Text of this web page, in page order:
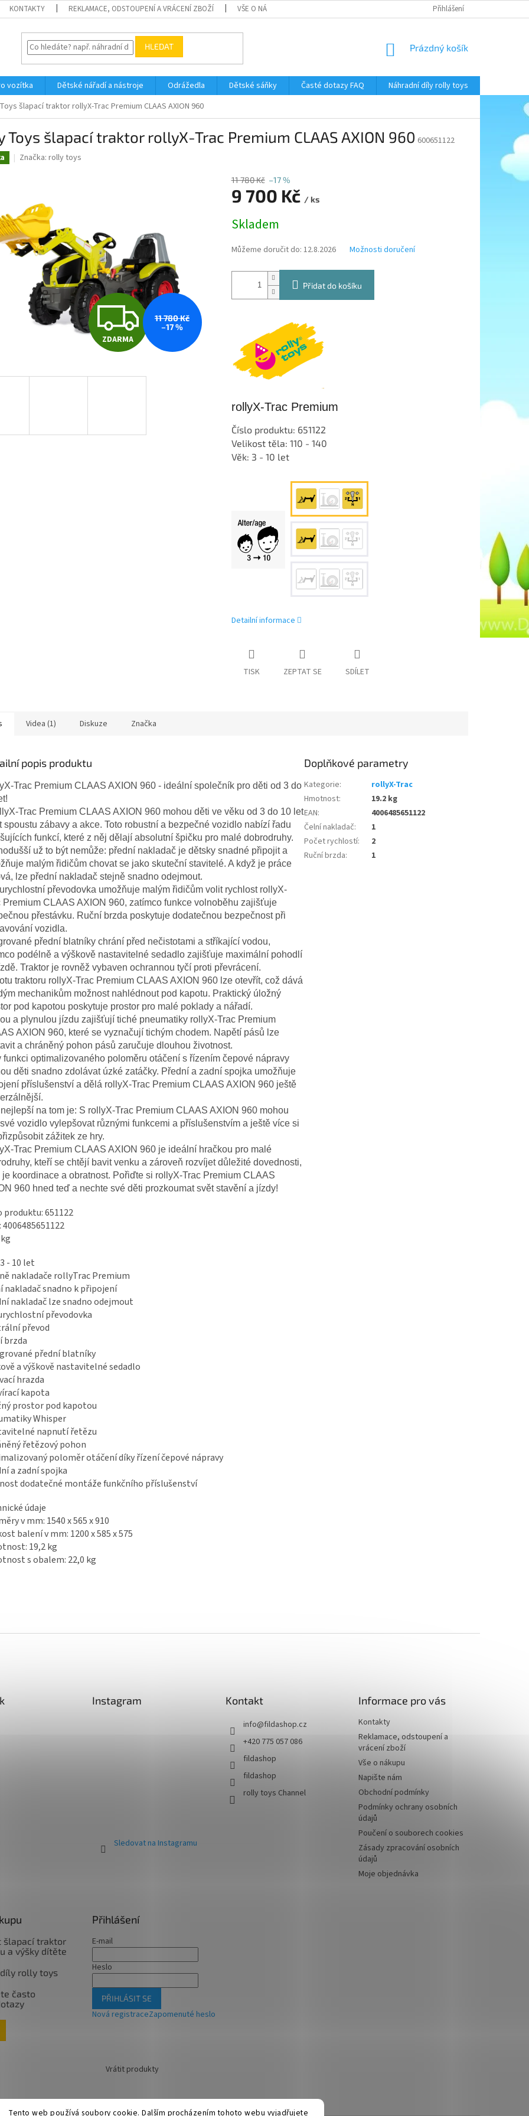
Tento web používá soubory cookie. Dalším procházením tohoto webu vyjadřujete
KONTAKTY REKLAMACE, ODSTOUPENÍ A VRÁCENÍ ZBOŽÍ VŠE O NÁKUPU OBCHODNÍ PODMÍNKYPřihlášení
HLEDAT
NÁKUPNÍ
Prázdný košík
vozítka Dětské nářadí a nástroje Odrážedla Dětské sáňky Časté dotazy FAQ Náhradní díly rolly toys
šlapací traktor rollyX-Trac Premium CLAAS AXION 960
Toys šlapací traktor rollyX-Trac Premium CLAAS AXION 960 600651122
Značka: rolly toys
Z
D
R
ZDARMA
11 780 Kč
–17 %
11 780 Kč –17 %
9 700 Kč / ks
cena:
Skladem
Můžeme doručit do: 12.8.2026 Možnosti doručení
Přidat do košíku
rollyX-Trac Premium
Číslo produktu: 651122
Velikost těla: 110 - 140
Věk: 3 - 10 let
Detailní informace
TISK ZEPTAT SE SDÍLET
Videa (1) Diskuze Značka
popis produktu
Trac Premium CLAAS AXION 960 - ideální společník pro děti od 3 do
Trac Premium CLAAS AXION 960 mohou děti ve věku od 3 do 10 let
spoustu zábavy a akce. Toto robustní a bezpečné vozidlo nabízí řadu
funkcí, které z něj dělají absolutní špičku pro malé dobrodruhy.
už to být nemůže: přední nakladač je dětsky snadné připojit a
malým řidičům chovat se jako skuteční stavitelé. A když je práce
lze přední nakladač stejně snadno odejmout.
převodovka umožňuje malým řidičům volit rychlost rollyX-
Premium CLAAS AXION 960, zatímco funkce volnoběhu zajišťuje
přestávku. Ruční brzda poskytuje dodatečnou bezpečnost při
vozidla.
přední blatníky chrání před nečistotami a stříkající vodou,
podélně a výškově nastavitelné sedadlo zajišťuje maximální pohodlí
Traktor je rovněž vybaven ochrannou tyčí proti převrácení.
traktoru rollyX-Trac Premium CLAAS AXION 960 lze otevřít, což dává
mechanikům možnost nahlédnout pod kapotu. Praktický úložný
pod kapotou poskytuje prostor pro malé poklady a nářadí.
a plynulou jízdu zajišťují tiché pneumatiky rollyX-Trac Premium
AXION 960, které se vyznačují tichým chodem. Napětí pásů lze
a chráněný pohon pásů zaručuje dlouhou životnost.
funkci optimalizovaného poloměru otáčení s řízením čepové nápravy
děti snadno zdolávat úzké zatáčky. Přední a zadní spojka umožňuje
příslušenství a dělá rollyX-Trac Premium CLAAS AXION 960 ještě
na tom je: S rollyX-Trac Premium CLAAS AXION 960 mohou
vozidlo vylepšovat různými funkcemi a příslušenstvím a ještě více si
zážitek ze hry.
Trac Premium CLAAS AXION 960 je ideální hračkou pro malé
kteří se chtějí bavit venku a zároveň rozvíjet důležité dovednosti,
je koordinace a obratnost. Pořiďte si rollyX-Trac Premium CLAAS
960 hned teď a nechte své děti prozkoumat svět stavění a jízdy!
produktu: 651122
4006485651122
- 10 let
nakladače rollyTrac Premium
nakladač snadno k připojení
nakladač lze snadno odejmout
převodovka
převod
brzda
přední blatníky
a výškově nastavitelné sedadlo
hrazda
kapota
prostor pod kapotou
Whisper
napnutí řetězu
řetězový pohon
poloměr otáčení díky řízení čepové nápravy
a zadní spojka
dodatečné montáže funkčního příslušenství
údaje
v mm: 1540 x 565 x 910
balení v mm: 1200 x 585 x 575
19,2 kg
s obalem: 22,0 kg
Doplňkové parametry
Kategorie:
rollyX-Trac
Hmotnost:
19.2 kg
EAN:
4006485651122
Čelní nakladač:
1
Počet rychlostí:
2
Ruční brzda: 1
Instagram
Sledovat na Instagramu
Kontakt
info@fildashop.cz
+420 775 057 086
fildashop
fildashop
rolly toys Channel
Informace pro vás
Kontakty
Reklamace, odstoupení a
vrácení zboží
Vše o nákupu
Napište nám
Obchodní podmínky
Podmínky ochrany osobních
údajů
Poučení o souborech cookies
Zásady zpracování osobních
údajů
Moje objednávka
šlapací traktor
a výšky dítěte
rolly toys
často
Přihlášení
E-mail
Heslo
PŘIHLÁSIT SE
Nová registraceZapomenuté heslo
Vrátit produkty